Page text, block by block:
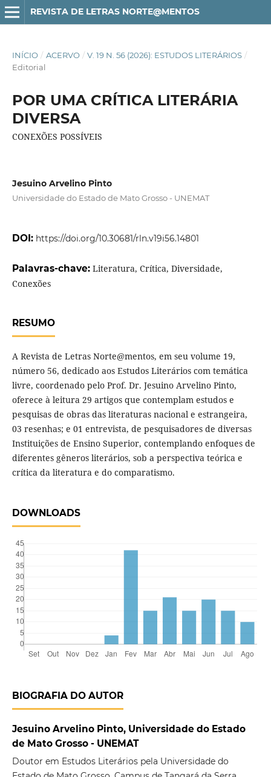
REVISTA DE LETRAS NORTE@MENTOS
INÍCIO / ACERVO / V. 19 N. 56 (2026): ESTUDOS LITERÁRIOS /
Editorial
POR UMA CRÍTICA LITERÁRIA
DIVERSA
CONEXÕES POSSÍVEIS
Jesuino Arvelino Pinto
Universidade do Estado de Mato Grosso - UNEMAT
DOI: https://doi.org/10.30681/rln.v19i56.14801
Palavras-chave: Literatura, Crítica, Diversidade,
Conexões
RESUMO
A Revista de Letras Norte@mentos, em seu volume 19,
número 56, dedicado aos Estudos Literários com temática
livre, coordenado pelo Prof. Dr. Jesuino Arvelino Pinto,
oferece à leitura 29 artigos que contemplam estudos e
pesquisas de obras das literaturas nacional e estrangeira,
03 resenhas; e 01 entrevista, de pesquisadores de diversas
Instituições de Ensino Superior, contemplando enfoques de
diferentes gêneros literários, sob a perspectiva teórica e
crítica da literatura e do comparatismo.
DOWNLOADS
BIOGRAFIA DO AUTOR
Jesuino Arvelino Pinto, Universidade do Estado
de Mato Grosso - UNEMAT
Doutor em Estudos Literários pela Universidade do